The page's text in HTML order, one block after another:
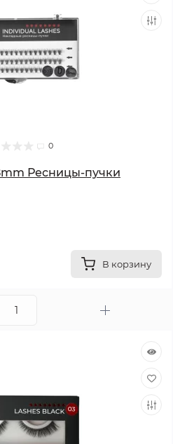
0
Ресницы-пучки
В корзину